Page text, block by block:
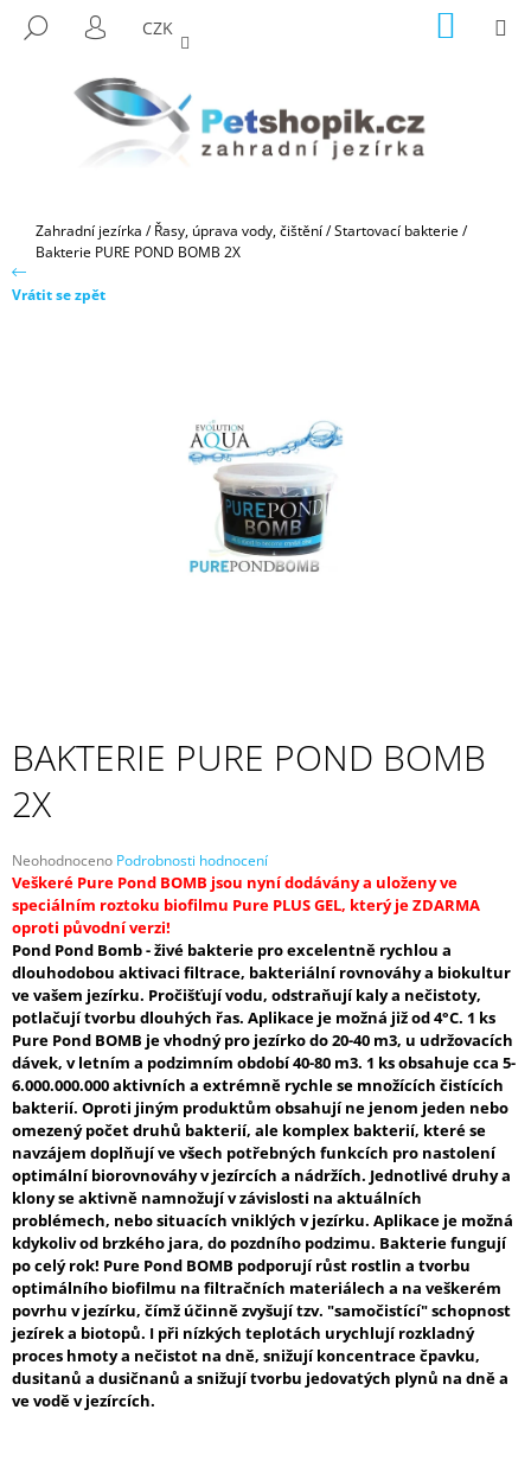
HLEDAT
PŘIHLÁŠENÍ
CZK KOŠÍK
Domů
Zahradní jezírka / Řasy, úprava vody, čištění/Startovací bakterie/
Bakterie PURE POND BOMB 2X
Vrátit se zpět
BAKTERIE PURE POND BOMB
2X
Průměrné
hodnocení
produktu
je
0,0
z
hvězdiček.
Neohodnoceno Podrobnosti hodnocení
Veškeré Pure Pond BOMB jsou nyní dodávány a uloženy ve
speciálním roztoku biofilmu Pure PLUS GEL, který je ZDARMA
oproti původní verzi!
Pond Pond Bomb - živé bakterie pro excelentně rychlou a
dlouhodobou aktivaci filtrace, bakteriální rovnováhy a biokultur
ve vašem jezírku. Pročišťují vodu, odstraňují kaly a nečistoty,
potlačují tvorbu dlouhých řas. Aplikace je možná již od 4°C. 1 ks
Pure Pond BOMB je vhodný pro jezírko do 20-40 m3, u udržovacích
dávek, v letním a podzimním období 40-80 m3. 1 ks obsahuje cca 5-
6.000.000.000 aktivních a extrémně rychle se množících čistících
bakterií. Oproti jiným produktům obsahují ne jenom jeden nebo
omezený počet druhů bakterií, ale komplex bakterií, které se
navzájem doplňují ve všech potřebných funkcích pro nastolení
optimální biorovnováhy v jezírcích a nádržích. Jednotlivé druhy a
klony se aktivně namnožují v závislosti na aktuálních
problémech, nebo situacích vniklých v jezírku. Aplikace je možná
kdykoliv od brzkého jara, do pozdního podzimu. Bakterie fungují
po celý rok! Pure Pond BOMB podporují růst rostlin a tvorbu
optimálního biofilmu na filtračních materiálech a na veškerém
povrhu v jezírku, čímž účinně zvyšují tzv. "samočistící" schopnost
jezírek a biotopů. I při nízkých teplotách urychlují rozkladný
proces hmoty a nečistot na dně, snižují koncentrace čpavku,
dusitanů a dusičnanů a snižují tvorbu jedovatých plynů na dně a
ve vodě v jezírcích.
O
T
Ř
D
O
P
O
R
U
Č
U
J
E
M
E
PROFI
HADICE
63
MM
203
Kč